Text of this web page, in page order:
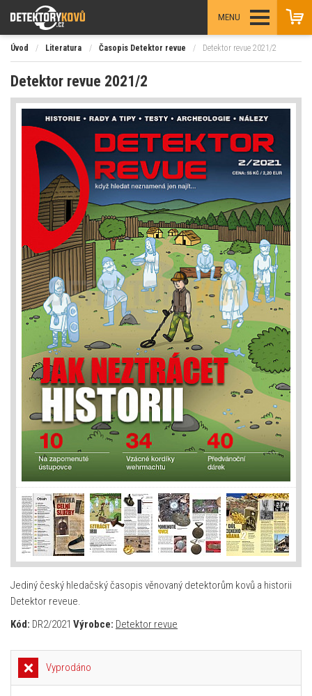
MENU
Úvod / Literatura / Časopis Detektor revue / Detektor revue 2021/2
Detektor revue 2021/2
Jediný český hledačský časopis věnovaný detektorům kovů a historii
Detektor reveue.
Kód: DR2/2021 Výrobce: Detektor revue
Vyprodáno